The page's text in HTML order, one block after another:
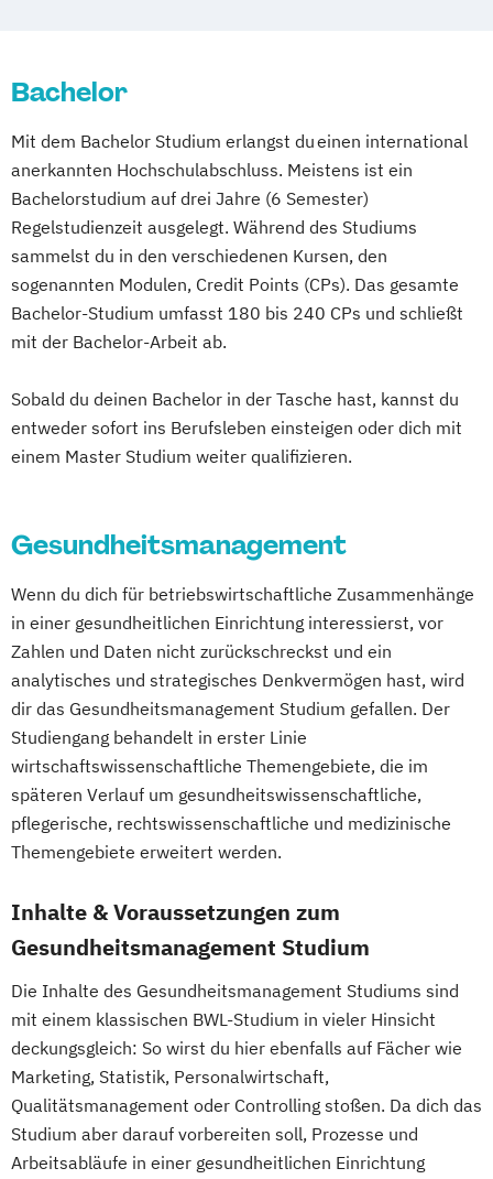
Management Consulting
Management Wirtschaftspsychologie
Bachelor
Mit dem Bachelor Studium erlangst du einen international
anerkannten Hochschulabschluss. Meistens ist ein
Bachelorstudium auf drei Jahre (6 Semester)
Regelstudienzeit ausgelegt. Während des Studiums
sammelst du in den verschiedenen Kursen, den
sogenannten Modulen, Credit Points (CPs). Das gesamte
Bachelor-Studium umfasst 180 bis 240 CPs und schließt
mit der Bachelor-Arbeit ab.
Sobald du deinen Bachelor in der Tasche hast, kannst du
entweder sofort ins Berufsleben einsteigen oder dich mit
einem Master Studium weiter qualifizieren.
Gesundheitsmanagement
Wenn du dich für betriebswirtschaftliche Zusammenhänge
in einer gesundheitlichen Einrichtung interessierst, vor
Zahlen und Daten nicht zurückschreckst und ein
analytisches und strategisches Denkvermögen hast, wird
dir das Gesundheitsmanagement Studium gefallen. Der
Studiengang behandelt in erster Linie
wirtschaftswissenschaftliche Themengebiete, die im
späteren Verlauf um gesundheitswissenschaftliche,
pflegerische, rechtswissenschaftliche und medizinische
Themengebiete erweitert werden.
Inhalte & Voraussetzungen zum
Gesundheitsmanagement Studium
Die Inhalte des Gesundheitsmanagement Studiums sind
mit einem klassischen BWL-Studium in vieler Hinsicht
deckungsgleich: So wirst du hier ebenfalls auf Fächer wie
Marketing, Statistik, Personalwirtschaft,
Qualitätsmanagement oder Controlling stoßen. Da dich das
Studium aber darauf vorbereiten soll, Prozesse und
Arbeitsabläufe in einer gesundheitlichen Einrichtung